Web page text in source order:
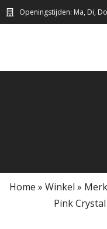
Openingstijden: Ma, Di,
Home » Winkel »
Pink